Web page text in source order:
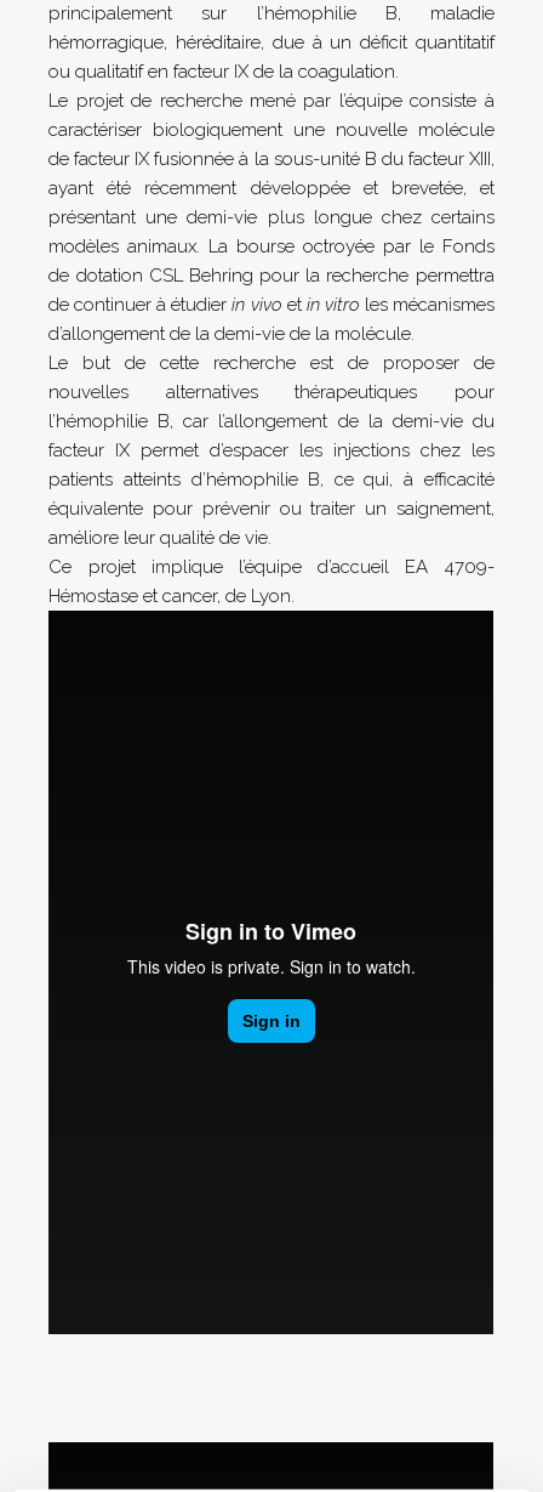
principalement sur l’hémophilie B, maladie
hémorragique, héréditaire, due à un déficit quantitatif
ou qualitatif en facteur IX de la coagulation.
Le projet de recherche mené par l’équipe consiste à
caractériser biologiquement une nouvelle molécule
de facteur IX fusionnée à la sous-unité B du facteur XIII,
ayant été récemment développée et brevetée, et
présentant une demi-vie plus longue chez certains
modèles animaux. La bourse octroyée par le Fonds
de dotation CSL Behring pour la recherche permettra
de continuer à étudierin vivo etin vitro les mécanismes
d’allongement de la demi-vie de la molécule.
Le but de cette recherche est de proposer de
nouvelles alternatives thérapeutiques pour
l’hémophilie B, car l’allongement de la demi-vie du
facteur IX permet d’espacer les injections chez les
patients atteints d’hémophilie B, ce qui, à efficacité
équivalente pour prévenir ou traiter un saignement,
améliore leur qualité de vie.
Ce projet implique l’équipe d’accueil EA 4709-
Hémostase et cancer, de Lyon.